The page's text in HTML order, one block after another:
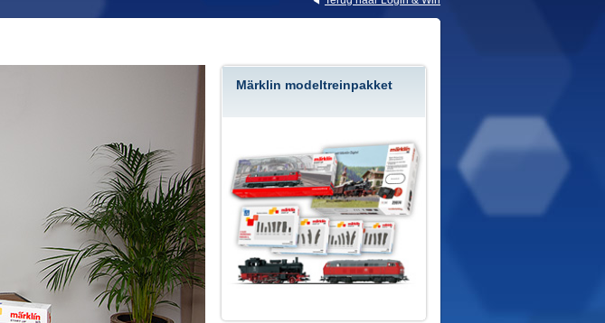
Märklin modeltreinpakket